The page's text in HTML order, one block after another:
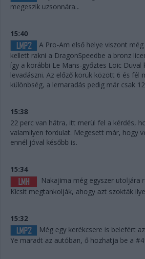
megeszik uzsonnára...
15:40
A Pro-Am első helye viszont
kellett rakni a DragonSpeedbe a bronz
így a korábbi Le Mans-győztes Loic Duval
levadászni. Az előző körük között 6 és fél
különbség, a lemaradás pedig már csak
15:38
22 perc van hátra, itt merül fel a kérdés,
valamilyen fordulat. Megesett már, hogy
ennél jóval később is.
15:34
Nakajima még egyszer utoljára
Kicsit megtankolják, ahogy azt szokták
15:32
Még egy kerékcsere is belefért
Ye maradt az autóban, ő hozhatja be a